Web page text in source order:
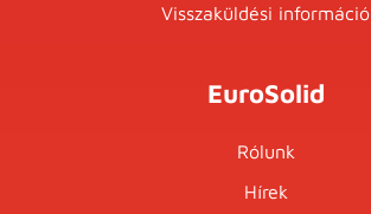
Visszaküldési információ
EuroSolid
Rólunk
Hírek